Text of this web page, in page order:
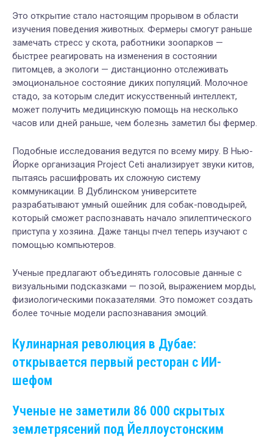
Это открытие стало настоящим прорывом в области
изучения поведения животных. Фермеры смогут раньше
замечать стресс у скота, работники зоопарков —
быстрее реагировать на изменения в состоянии
питомцев, а экологи — дистанционно отслеживать
эмоциональное состояние диких популяций. Молочное
стадо, за которым следит искусственный интеллект,
может получить медицинскую помощь на несколько
часов или дней раньше, чем болезнь заметил бы фермер.
Подобные исследования ведутся по всему миру. В Нью-
Йорке организация Project Ceti анализирует звуки китов,
пытаясь расшифровать их сложную систему
коммуникации. В Дублинском университете
разрабатывают умный ошейник для собак-поводырей,
который сможет распознавать начало эпилептического
приступа у хозяина. Даже танцы пчел теперь изучают с
помощью компьютеров.
Ученые предлагают объединять голосовые данные с
визуальными подсказками — позой, выражением морды,
физиологическими показателями. Это поможет создать
более точные модели распознавания эмоций.
Кулинарная революция в Дубае:
открывается первый ресторан с ИИ-
шефом
Ученые не заметили 86 000 скрытых
землетрясений под Йеллоустонским